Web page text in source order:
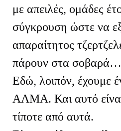
με απειλές, ομάδες
σύγκρουση ώστε να
απαραίτητος
πάρουν στα σοβαρά…
Εδώ, λοιπόν, έχουμε
ΑΛΜΑ. Και αυτό είναι
τίποτε από αυτά.